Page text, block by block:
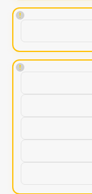
!
!